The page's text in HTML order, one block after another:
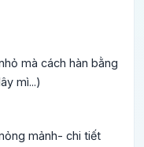
mà cách hàn bằng
mì...)
mảnh- chi tiết